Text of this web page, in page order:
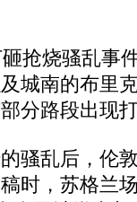
烧骚乱事
城南的布里
分路段出现
乱后，伦
时，苏格兰